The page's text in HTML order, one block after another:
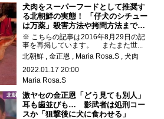
犬肉をスーパーフードとして推奨す
る北朝鮮の実態！ 「仔犬のシチュー
は万薬」殺害方法や拷問方法まで…
※ こちらの記事は2016年8月29日の記
事を再掲しています。 またまた世...
北朝鮮
金正恩 Maria Rosa.S
犬肉
2022.01.17 20:00
Maria Rosa.S
激ヤセの金正恩「どう見ても別人」
耳も歯並びも… 影武者は処刑コー
スか「狙撃後に犬に食わせる」